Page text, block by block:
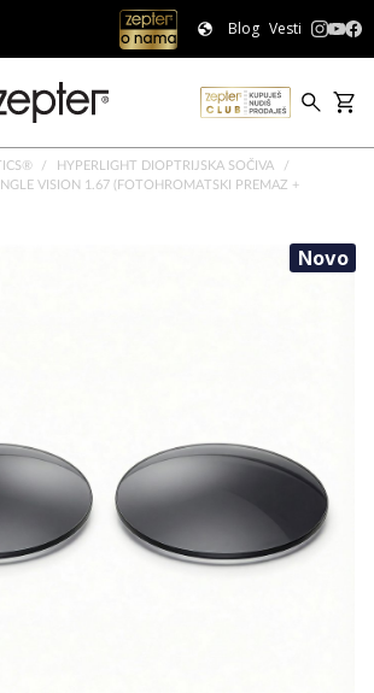
Blog Vesti
HYPERLIGHT DIOPTRIJSKA SOČIVA
VISION 1.67 (FOTOHROMATSKI PREMAZ +
Novo